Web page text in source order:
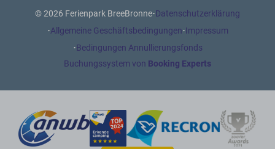
© 2026 Ferienpark BreeBronne·Datenschutzerklärung
·Allgemeine Geschäftsbedingungen·Impressum
·Bedingungen Annullierungsfonds
Buchungssystem von Booking Experts